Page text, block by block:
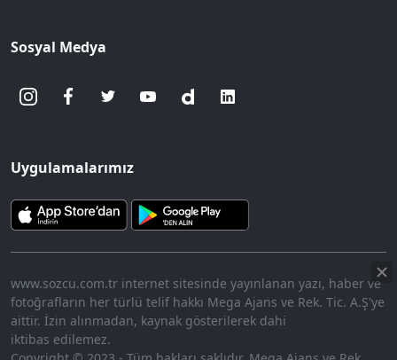
Sosyal Medya
Uygulamalarımız
www.sozcu.com.tr internet sitesinde yayınlanan yazı, haber ve
fotoğrafların her türlü telif hakkı Mega Ajans ve Rek. Tic. A.Ş'ye
aittir. İzin alınmadan, kaynak gösterilerek dahi
iktibas edilemez.